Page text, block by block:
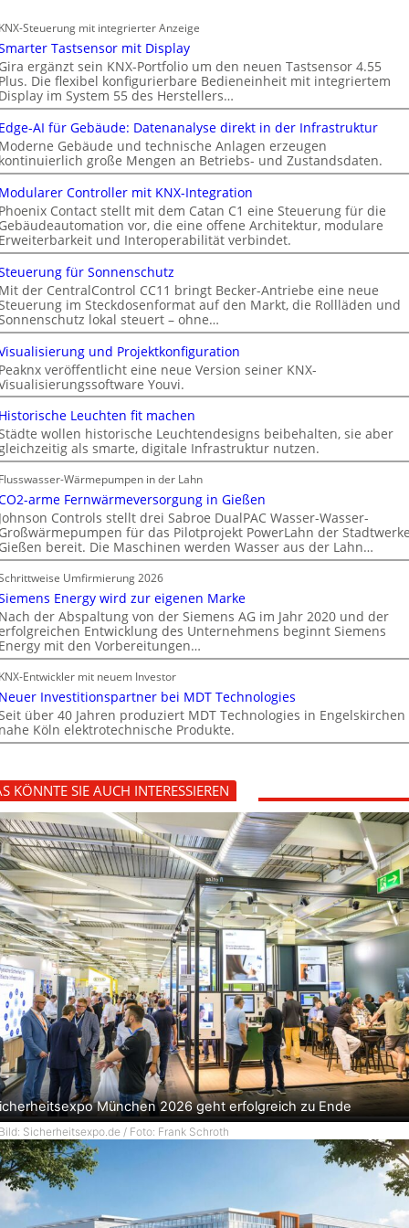
Steuerung mit integrierter Anzeige
Tastsensor mit Display
ergänzt sein KNX-Portfolio um den neuen Tastsensor 4.55
Die flexibel konfigurierbare Bedieneinheit mit integriertem
im System 55 des Herstellers…
AI für Gebäude: Datenanalyse direkt in der Infrastruktur
Gebäude und technische Anlagen erzeugen
große Mengen an Betriebs- und Zustandsdaten.
Controller mit KNX-Integration
Contact stellt mit dem Catan C1 eine Steuerung für die
vor, die eine offene Architektur, modulare
und Interoperabilität verbindet.
für Sonnenschutz
der CentralControl CC11 bringt Becker-Antriebe eine neue
im Steckdosenformat auf den Markt, die Rollläden und
lokal steuert – ohne…
und Projektkonfiguration
veröffentlicht eine neue Version seiner KNX-
Youvi.
Leuchten fit machen
wollen historische Leuchtendesigns beibehalten, sie aber
als smarte, digitale Infrastruktur nutzen.
Wärmepumpen in der Lahn
arme Fernwärmeversorgung in Gießen
Controls stellt drei Sabroe DualPAC Wasser-Wasser-
für das Pilotprojekt PowerLahn der
bereit. Die Maschinen werden Wasser aus der Lahn…
Umfirmierung 2026
Energy wird zur eigenen Marke
der Abspaltung von der Siemens AG im Jahr 2020 und der
Entwicklung des Unternehmens beginnt Siemens
mit den Vorbereitungen…
Entwickler mit neuem Investor
Investitionspartner bei MDT Technologies
über 40 Jahren produziert MDT Technologies in Engelskirchen
Köln elektrotechnische Produkte.
KÖNNTE SIE AUCH INTERESSIEREN
München 2026 geht erfolgreich zu Ende
Sicherheitsexpo.de / Foto: Frank Schroth